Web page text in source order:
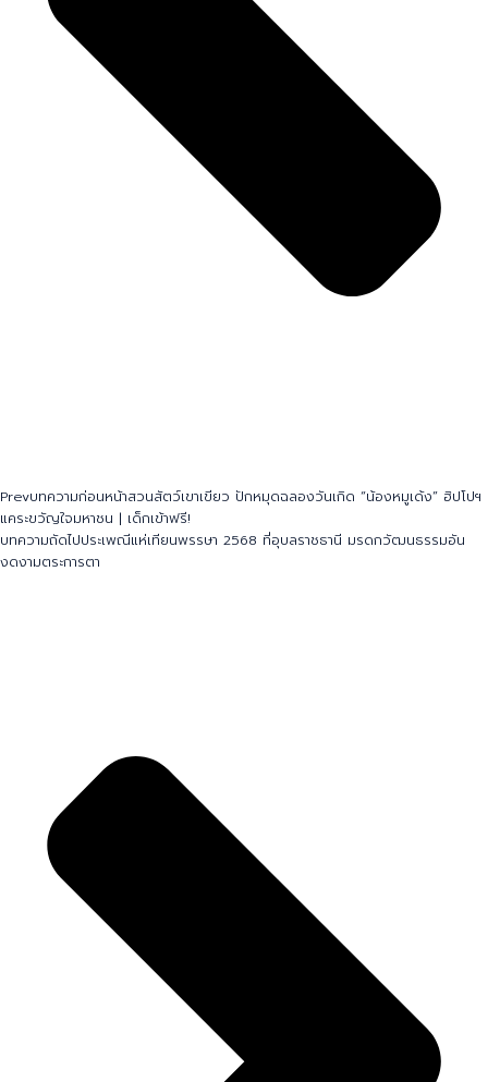
Prevบทความก่อนหน้าสวนสัตว์เขาเขียว ปักหมุดฉลองวันเกิด “น้องหมูเด้ง” ฮิปโปฯ
แคระขวัญใจมหาชน | เด็กเข้าฟรี!
บทความถัดไปประเพณีแห่เทียนพรรษา 2568 ที่อุบลราชธานี มรดกวัฒนธรรมอัน
งดงามตระการตา